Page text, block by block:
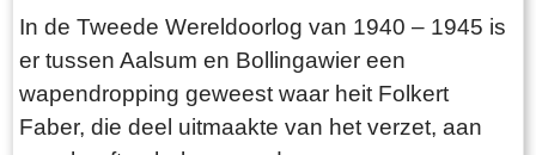
weergegeven. Oorlog 1940.Het was den 9e mei
1940. Alles was bij ons aan de grens tamelijk
rustig. Eenige dagen tevoren hadden we bericht
gekregen dat de algemeene toestand weer was
verergerd en daarop waren alle militaire
In de Tweede Wereldoorlog van 1940 – 1945 is
er tussen Aalsum en Bollingawier een
wapendropping geweest waar heit Folkert
Faber, die deel uitmaakte van het verzet, aan